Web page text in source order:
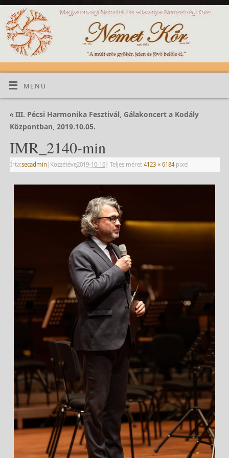
MENÜ
«III. Pécsi Harmonika Fesztivál, Gálakoncert a Kodály
Központban, 2019.10.05.
IMR_2140-min
Írta:secadmin | Közzétéve2019-10-16| Teljes méret 4123 × 6184pixel